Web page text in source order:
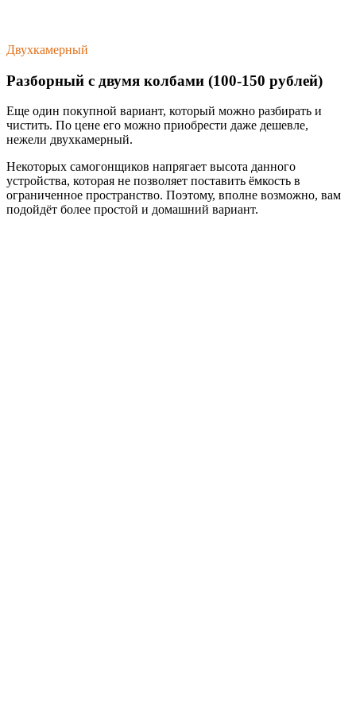
Двухкамерный
Разборный с двумя колбами (100-150 рублей)
Еще один покупной вариант, который можно разбирать и
чистить. По цене его можно приобрести даже дешевле,
нежели двухкамерный.
Некоторых самогонщиков напрягает высота данного
устройства, которая не позволяет поставить ёмкость в
ограниченное пространство. Поэтому, вполне возможно, вам
подойдёт более простой и домашний вариант.